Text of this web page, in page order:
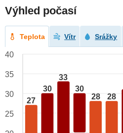
Výhled počasí
Teplota Vítr Srážky
27
30
33
30
28 28
40
35
30
25